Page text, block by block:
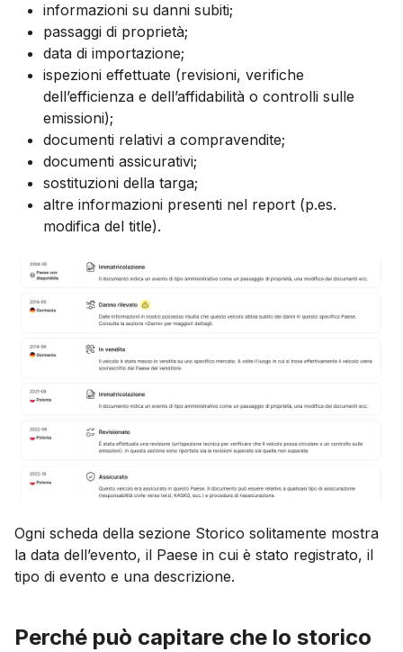
informazioni su danni subiti;
passaggi di proprietà;
data di importazione;
ispezioni effettuate (revisioni, verifiche
dell’efficienza e dell’affidabilità o controlli sulle
emissioni);
documenti relativi a compravendite;
documenti assicurativi;
sostituzioni della targa;
altre informazioni presenti nel report (p.es.
modifica del title).
Ogni scheda della sezione Storico solitamente mostra
la data dell’evento, il Paese in cui è stato registrato, il
tipo di evento e una descrizione.
Perché può capitare che lo storico